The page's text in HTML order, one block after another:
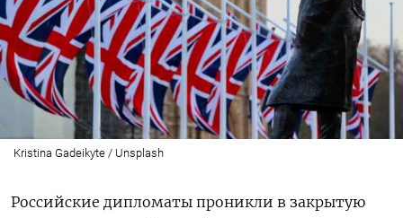
Kristina Gadeikyte / Unsplash
Российские дипломаты проникли в закрытую